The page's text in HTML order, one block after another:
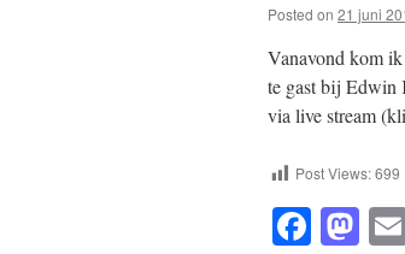
Posted on 21 juni
Vanavond kom
te gast bij Edwin
via live stream
Post Views:699